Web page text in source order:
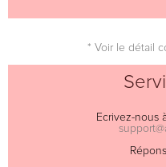
* Voir le détail
Ecrivez-nous